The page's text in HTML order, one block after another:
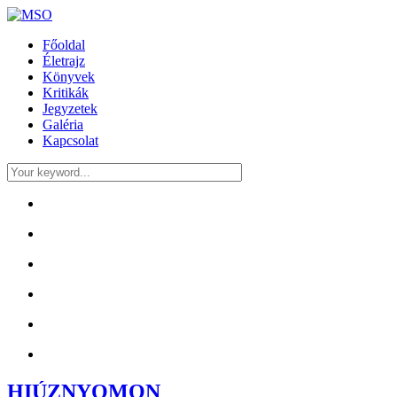
Főoldal
Életrajz
Könyvek
Kritikák
Jegyzetek
Galéria
Kapcsolat
HIÚZNYOMON